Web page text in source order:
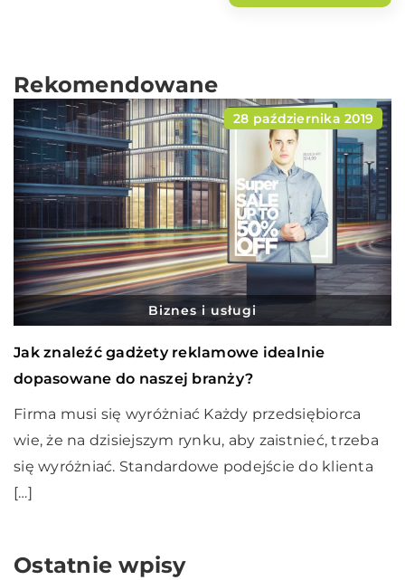
Rekomendowane
28 października 2019
Biznes i usługi
Jak znaleźć gadżety reklamowe idealnie
dopasowane do naszej branży?
Firma musi się wyróżniać Każdy przedsiębiorca
wie, że na dzisiejszym rynku, aby zaistnieć, trzeba
się wyróżniać. Standardowe podejście do klienta
[…]
Ostatnie wpisy